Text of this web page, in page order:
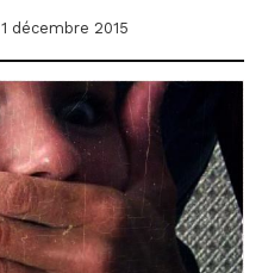
1 décembre 2015